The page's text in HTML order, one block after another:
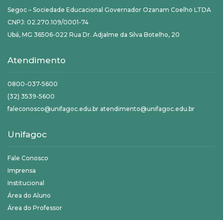
Segoc – Sociedade Educacional Governador Ozanam Coelho LTDA
CNPJ: 02.270.109/0001-74
Ubá, MG 36506-022 Rua Dr. Adjalme da Silva Botelho, 20
Atendimento
0800-037-5600
(32) 3539-5600
faleconosco@unifagoc.edu.br atendimento@unifagoc.edu.br
Unifagoc
Fale Conosco
Imprensa
Institucional
Área do Aluno
Área do Professor